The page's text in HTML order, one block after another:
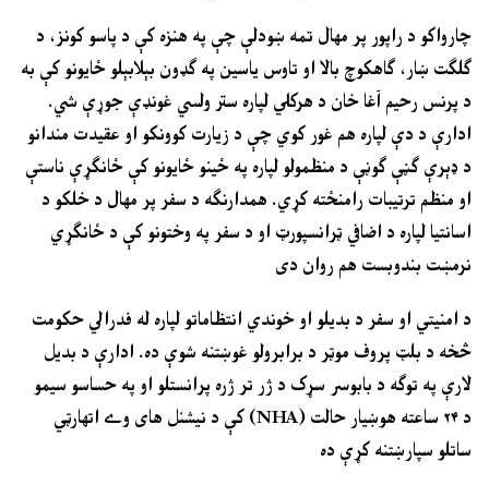
چارواکو د راپور پر مهال تمه ښودلې چې په هنزہ کې د پاسو کونز، د
ګلګت ښار، ګاھکوچ بالا او تاوس یاسین په ګډون بېلابېلو ځایونو کې به
د پرنس رحیم آغا خان د هرکلي لپاره ستر ولسي غونډې جوړې شي.
ادارې د دې لپاره هم غور کوي چې د زیارت کوونکو او عقیدت مندانو
د ډېرې ګڼې ګوڼې د منظمولو لپاره په ځینو ځایونو کې ځانګړې ناستې
او منظم ترتیبات رامنځته کړي. همدارنګه د سفر پر مهال د خلکو د
اسانتیا لپاره د اضافي ټرانسپورټ او د سفر په وختونو کې د ځانګړي
نرمښت بندوبست هم روان دی
د امنیتي او سفر د بدیلو او خوندي انتظاماتو لپاره له فدرالي حکومت
څخه د بلټ پروف موټر د برابرولو غوښتنه شوې ده. ادارې د بدیل
لارې په توګه د بابوسر سړک د ژر تر ژره پرانستلو او په حساسو سیمو
کې د نیشنل های وے اتھارټي (NHA) د ۲۴ ساعته هوښیار حالت
ساتلو سپارښتنه کړې ده